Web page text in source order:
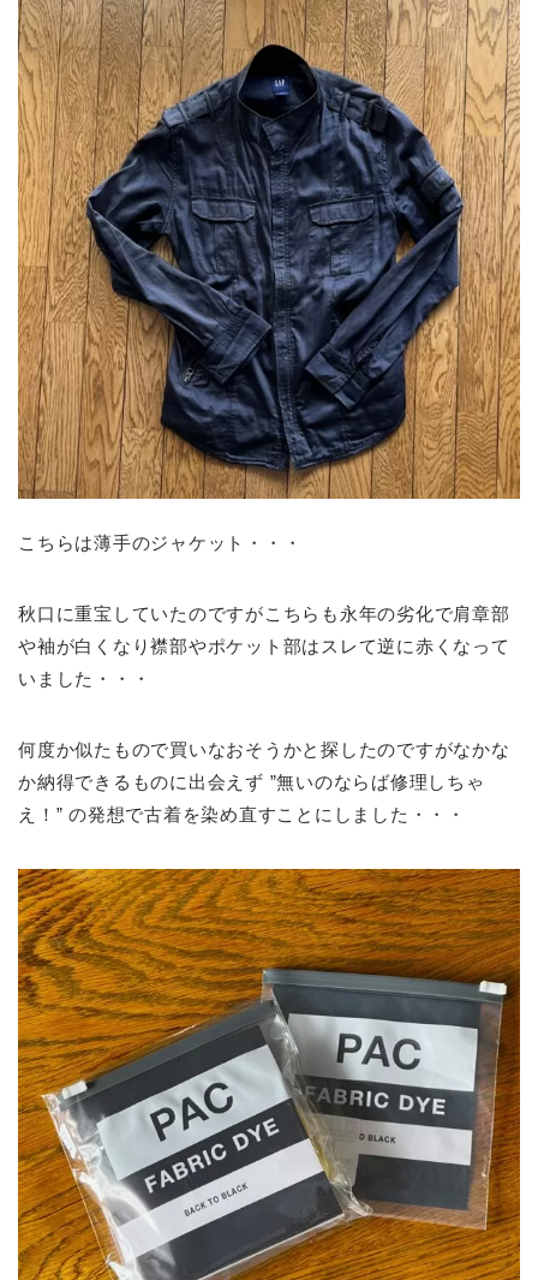
こちらは薄手のジャケット・・・
秋口に重宝していたのですがこちらも永年の劣化で肩章部
や袖が白くなり襟部やポケット部はスレて逆に赤くなって
いました・・・
何度か似たもので買いなおそうかと探したのですがなかな
か納得できるものに出会えず ”無いのならば修理しちゃ
え！” の発想で古着を染め直すことにしました・・・